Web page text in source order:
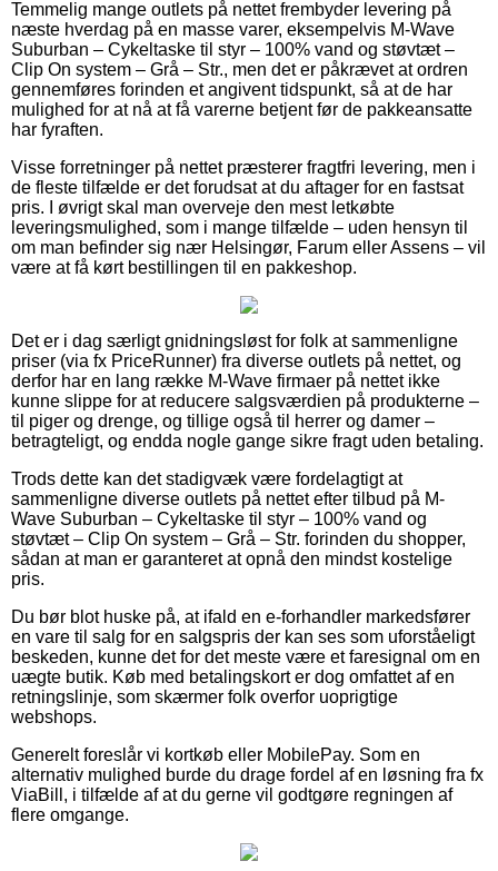
Temmelig mange outlets på nettet frembyder levering på
næste hverdag på en masse varer, eksempelvis M-Wave
Suburban – Cykeltaske til styr – 100% vand og støvtæt –
Clip On system – Grå – Str., men det er påkrævet at ordren
gennemføres forinden et angivent tidspunkt, så at de har
mulighed for at nå at få varerne betjent før de pakkeansatte
har fyraften.
Visse forretninger på nettet præsterer fragtfri levering, men i
de fleste tilfælde er det forudsat at du aftager for en fastsat
pris. I øvrigt skal man overveje den mest letkøbte
leveringsmulighed, som i mange tilfælde – uden hensyn til
om man befinder sig nær Helsingør, Farum eller Assens – vil
være at få kørt bestillingen til en pakkeshop.
Det er i dag særligt gnidningsløst for folk at sammenligne
priser (via fx PriceRunner) fra diverse outlets på nettet, og
derfor har en lang række M-Wave firmaer på nettet ikke
kunne slippe for at reducere salgsværdien på produkterne –
til piger og drenge, og tillige også til herrer og damer –
betragteligt, og endda nogle gange sikre fragt uden betaling.
Trods dette kan det stadigvæk være fordelagtigt at
sammenligne diverse outlets på nettet efter tilbud på M-
Wave Suburban – Cykeltaske til styr – 100% vand og
støvtæt – Clip On system – Grå – Str. forinden du shopper,
sådan at man er garanteret at opnå den mindst kostelige
pris.
Du bør blot huske på, at ifald en e-forhandler markedsfører
en vare til salg for en salgspris der kan ses som uforståeligt
beskeden, kunne det for det meste være et faresignal om en
uægte butik. Køb med betalingskort er dog omfattet af en
retningslinje, som skærmer folk overfor uoprigtige
webshops.
Generelt foreslår vi kortkøb eller MobilePay. Som en
alternativ mulighed burde du drage fordel af en løsning fra fx
ViaBill, i tilfælde af at du gerne vil godtgøre regningen af
flere omgange.